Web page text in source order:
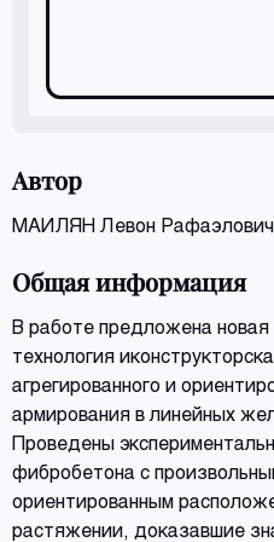
Автор
МАИЛЯН Левон Рафаэлович
Общая информация
В работе предложена новая
технология
агрегированного и
армирования в линейных
Проведены
фибробетона с
ориентированным
растяжении, доказавшие